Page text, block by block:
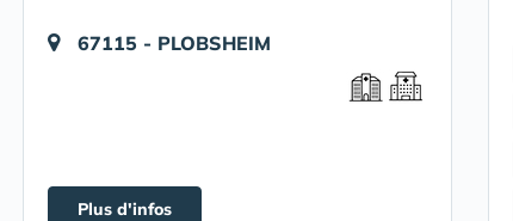
67115 - PLOBSHEIM
Plus d'infos